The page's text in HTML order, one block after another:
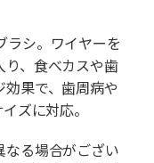
ラシ。ワイヤーを
り、食べカスや歯
効果で、歯周病や
ズに対応。
る場合がござい